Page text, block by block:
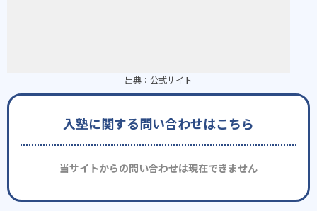
出典： 公式サイト
入塾に関する問い合わせはこちら
当サイトからの問い合わせは現在できません